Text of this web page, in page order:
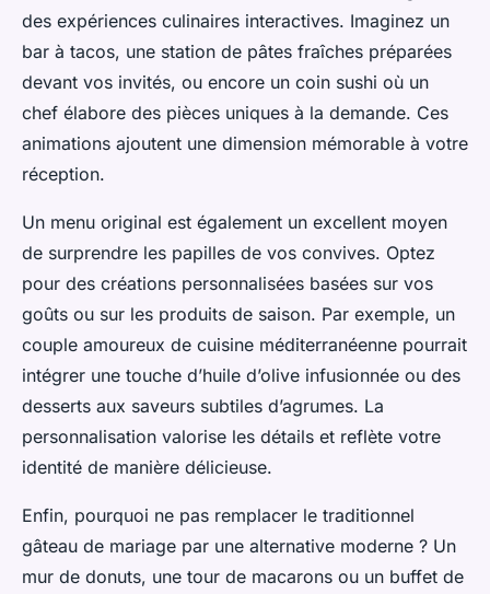
des expériences culinaires interactives. Imaginez un
bar à tacos, une station de pâtes fraîches préparées
devant vos invités, ou encore un coin sushi où un
chef élabore des pièces uniques à la demande. Ces
animations ajoutent une dimension mémorable à votre
réception.
Un menu original est également un excellent moyen
de surprendre les papilles de vos convives. Optez
pour des créations personnalisées basées sur vos
goûts ou sur les produits de saison. Par exemple, un
couple amoureux de cuisine méditerranéenne pourrait
intégrer une touche d’huile d’olive infusionnée ou des
desserts aux saveurs subtiles d’agrumes. La
personnalisation valorise les détails et reflète votre
identité de manière délicieuse.
Enfin, pourquoi ne pas remplacer le traditionnel
gâteau de mariage par une alternative moderne ? Un
mur de donuts, une tour de macarons ou un buffet de